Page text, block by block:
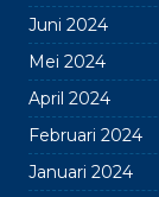
Juni 2024
Mei 2024
April 2024
Februari 2024
Januari 2024